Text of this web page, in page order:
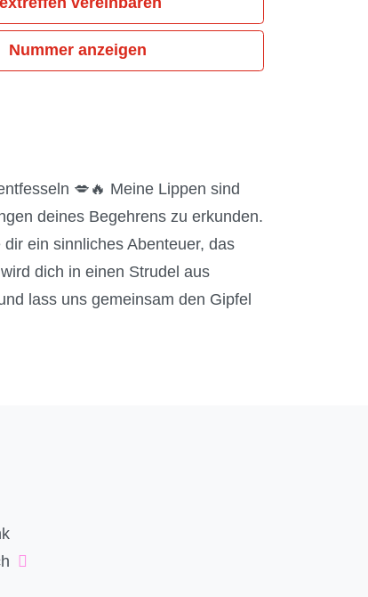
Nummer anzeigen
💋🔥 Meine Lippen sind
deines Begehrens zu erkunden.
ein sinnliches Abenteuer, das
dich in einen Strudel aus
lass uns gemeinsam den Gipfel